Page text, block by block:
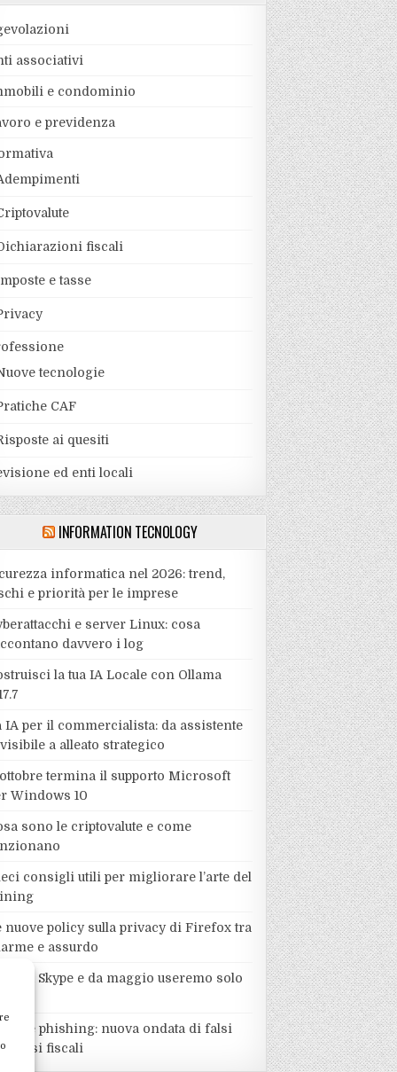
associativi
e condominio
e previdenza
fiscali
e tasse
tecnologie
CAF
ai quesiti
ed enti locali
INFORMATION TECNOLOGY
informatica nel 2026: trend,
e priorità per le imprese
e server Linux: cosa
davvero i log
la tua IA Locale con Ollama
IA per il commercialista: da assistente
a alleato strategico
termina il supporto Microsoft
Windows 10
sono le criptovalute e come
consigli utili per migliorare l’arte del
nuove policy sulla privacy di Firefox tra
e assurdo
a Skype e da maggio useremo solo
phishing: nuova ondata di falsi
fiscali